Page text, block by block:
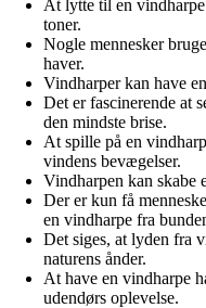
At lytte til en
toner.
Nogle mennesker
haver.
Vindharper kan have
Det er fascinerende at
den mindste brise.
At spille på en
vindens bevægelser.
Vindharpen kan skabe
Der er kun få
en vindharpe fra
Det siges, at lyden fra
naturens ånder.
At have en vindharpe
udendørs oplevelse.